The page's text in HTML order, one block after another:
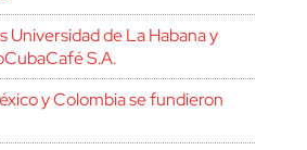
Universidad de La Habana y
S.A.
y Colombia se fundieron